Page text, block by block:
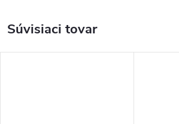
Súvisiaci tovar